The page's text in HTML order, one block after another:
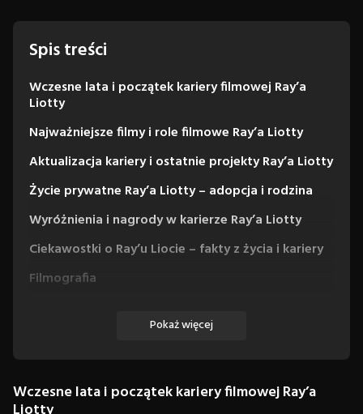
Spis treści
Wczesne lata i początek kariery filmowej Ray’a
Liotty
Najważniejsze filmy i role filmowe Ray’a Liotty
Aktualizacja kariery i ostatnie projekty Ray’a Liotty
Życie prywatne Ray’a Liotty – adopcja i rodzina
Wyróżnienia i nagrody w karierze Ray’a Liotty
Ciekawostki o Ray’u Liocie – fakty z życia i kariery
Filmografia
Pokaż więcej
Wczesne lata i początek kariery filmowej Ray’a